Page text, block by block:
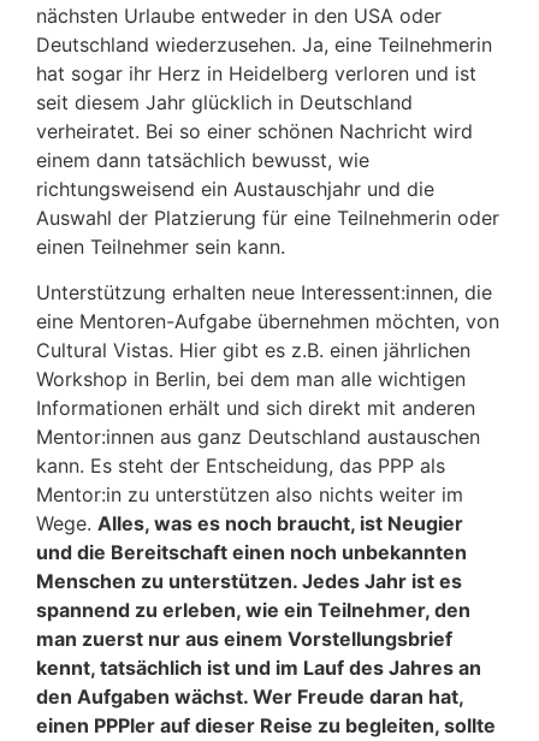
nächsten Urlaube entweder in den USA oder
Deutschland wiederzusehen. Ja, eine Teilnehmerin
hat sogar ihr Herz in Heidelberg verloren und ist
seit diesem Jahr glücklich in Deutschland
verheiratet. Bei so einer schönen Nachricht wird
einem dann tatsächlich bewusst, wie
richtungsweisend ein Austauschjahr und die
Auswahl der Platzierung für eine Teilnehmerin oder
einen Teilnehmer sein kann.
Unterstützung erhalten neue Interessent:innen, die
eine Mentoren-Aufgabe übernehmen möchten, von
Cultural Vistas. Hier gibt es z.B. einen jährlichen
Workshop in Berlin, bei dem man alle wichtigen
Informationen erhält und sich direkt mit anderen
Mentor:innen aus ganz Deutschland austauschen
kann. Es steht der Entscheidung, das PPP als
Mentor:in zu unterstützen also nichts weiter im
Wege. Alles, was es noch braucht, ist Neugier
und die Bereitschaft einen noch unbekannten
Menschen zu unterstützen. Jedes Jahr ist es
spannend zu erleben, wie ein Teilnehmer, den
man zuerst nur aus einem Vorstellungsbrief
kennt, tatsächlich ist und im Lauf des Jahres an
den Aufgaben wächst. Wer Freude daran hat,
einen PPPler auf dieser Reise zu begleiten, sollte